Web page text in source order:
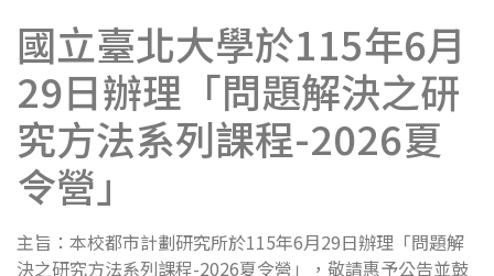
國立臺北大學於115年6月
29日辦理「問題解決之研
究方法系列課程-2026夏
令營」
主旨：本校都市計劃研究所於115年6月29日辦理「問題解
決之研究方法系列課程-2026夏令營」，敬請惠予公告並鼓